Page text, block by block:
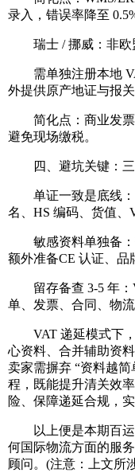
录入，错误率降至
瑞士 / 挪威：非欧
需单独注册本地
外提供原产地证与报关
简化点：商业发票
避免现场缴税。
四、避坑关键：三
单证一致是底线：
名、HS 编码、货值、
敏感资料单独备：
额外准备CE 认证、品
留存备查 3-5 年：
单、发票、合同、物
VAT 递延模式下，
心资料、合并辅助资
卖家需摒弃 “资料越
程，既能提升清关效
险、保障递延合规，
以上便是本期百运
何国际物流方面的服
顾问。(注意：上文所